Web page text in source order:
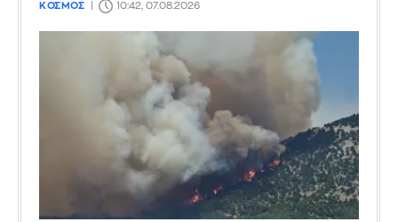
ΚΟΣΜΟΣ 10:42, 07.08.2026